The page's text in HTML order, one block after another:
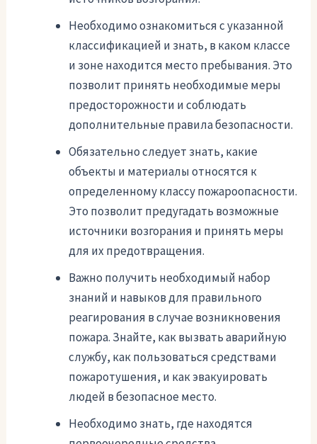
Необходимо ознакомиться с указанной
классификацией и знать, в каком классе
и зоне находится место пребывания. Это
позволит принять необходимые меры
предосторожности и соблюдать
дополнительные правила безопасности.
Обязательно следует знать, какие
объекты и материалы относятся к
определенному классу пожароопасности.
Это позволит предугадать возможные
источники возгорания и принять меры
для их предотвращения.
Важно получить необходимый набор
знаний и навыков для правильного
реагирования в случае возникновения
пожара. Знайте, как вызвать аварийную
службу, как пользоваться средствами
пожаротушения, и как эвакуировать
людей в безопасное место.
Необходимо знать, где находятся